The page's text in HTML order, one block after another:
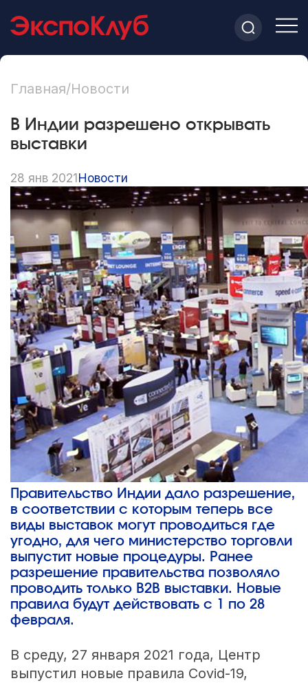
Главная/Новости
В Индии разрешено открывать
выставки
28 янв 2021Новости
Правительство Индии дало разрешение,
в соответствии с которым теперь все
виды выставок могут проводиться где
угодно, для чего министерство торговли
выпустит новые процедуры. Ранее
разрешение правительства позволяло
проводить только B2B выставки. Новые
правила будут действовать с 1 по 28
февраля.
В среду, 27 января 2021 года, Центр
выпустил новые правила Covid-19,